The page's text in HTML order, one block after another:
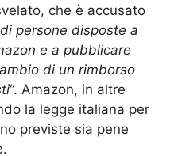
che è accusato
persone disposte a
e a pubblicare
di un rimborso
“. Amazon, in altre
la legge italiana per
previste sia pene